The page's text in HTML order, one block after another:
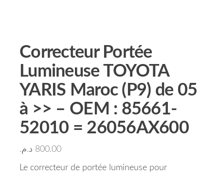
Correcteur Portée
Lumineuse TOYOTA
YARIS Maroc (P9) de 05
à >> – OEM : 85661-
52010 = 26056AX600
800.00 د.م.
Le correcteur de portée lumineuse pour